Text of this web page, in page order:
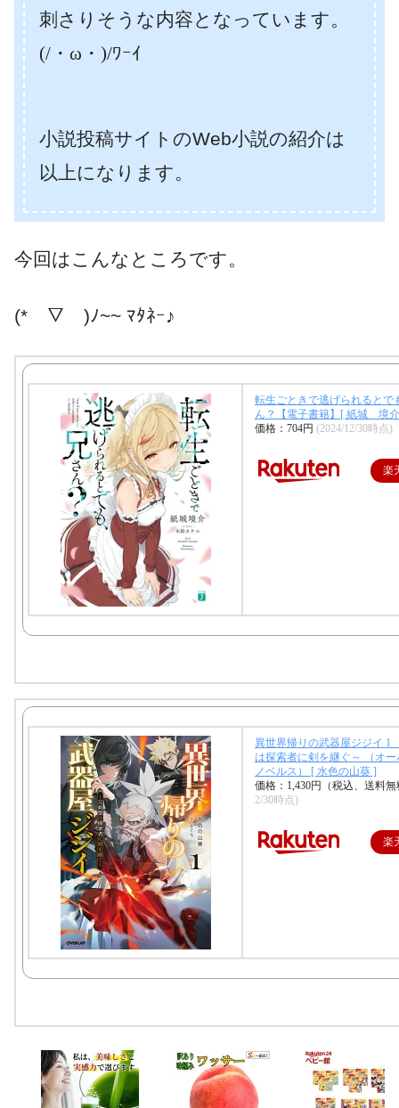
刺さりそうな内容となっています。
(/・ω・)/ﾜｰｲ
小説投稿サイトのWeb小説の紹介は
以上になります。
今回はこんなところです。
(*￣▽￣)ﾉ~~ ﾏﾀﾈｰ♪
転生ごときで逃げられるとで
ん？【電子書籍】[ 紙城 境
価格：704円 (2024/12/30時点)
楽
異世界帰りの武器屋ジジイ
は探索者に剣を継ぐ～ （オ
ノベルス） [ 水色の山葵 ]
価格：1,430円（税込、送料
2/30時点)
楽